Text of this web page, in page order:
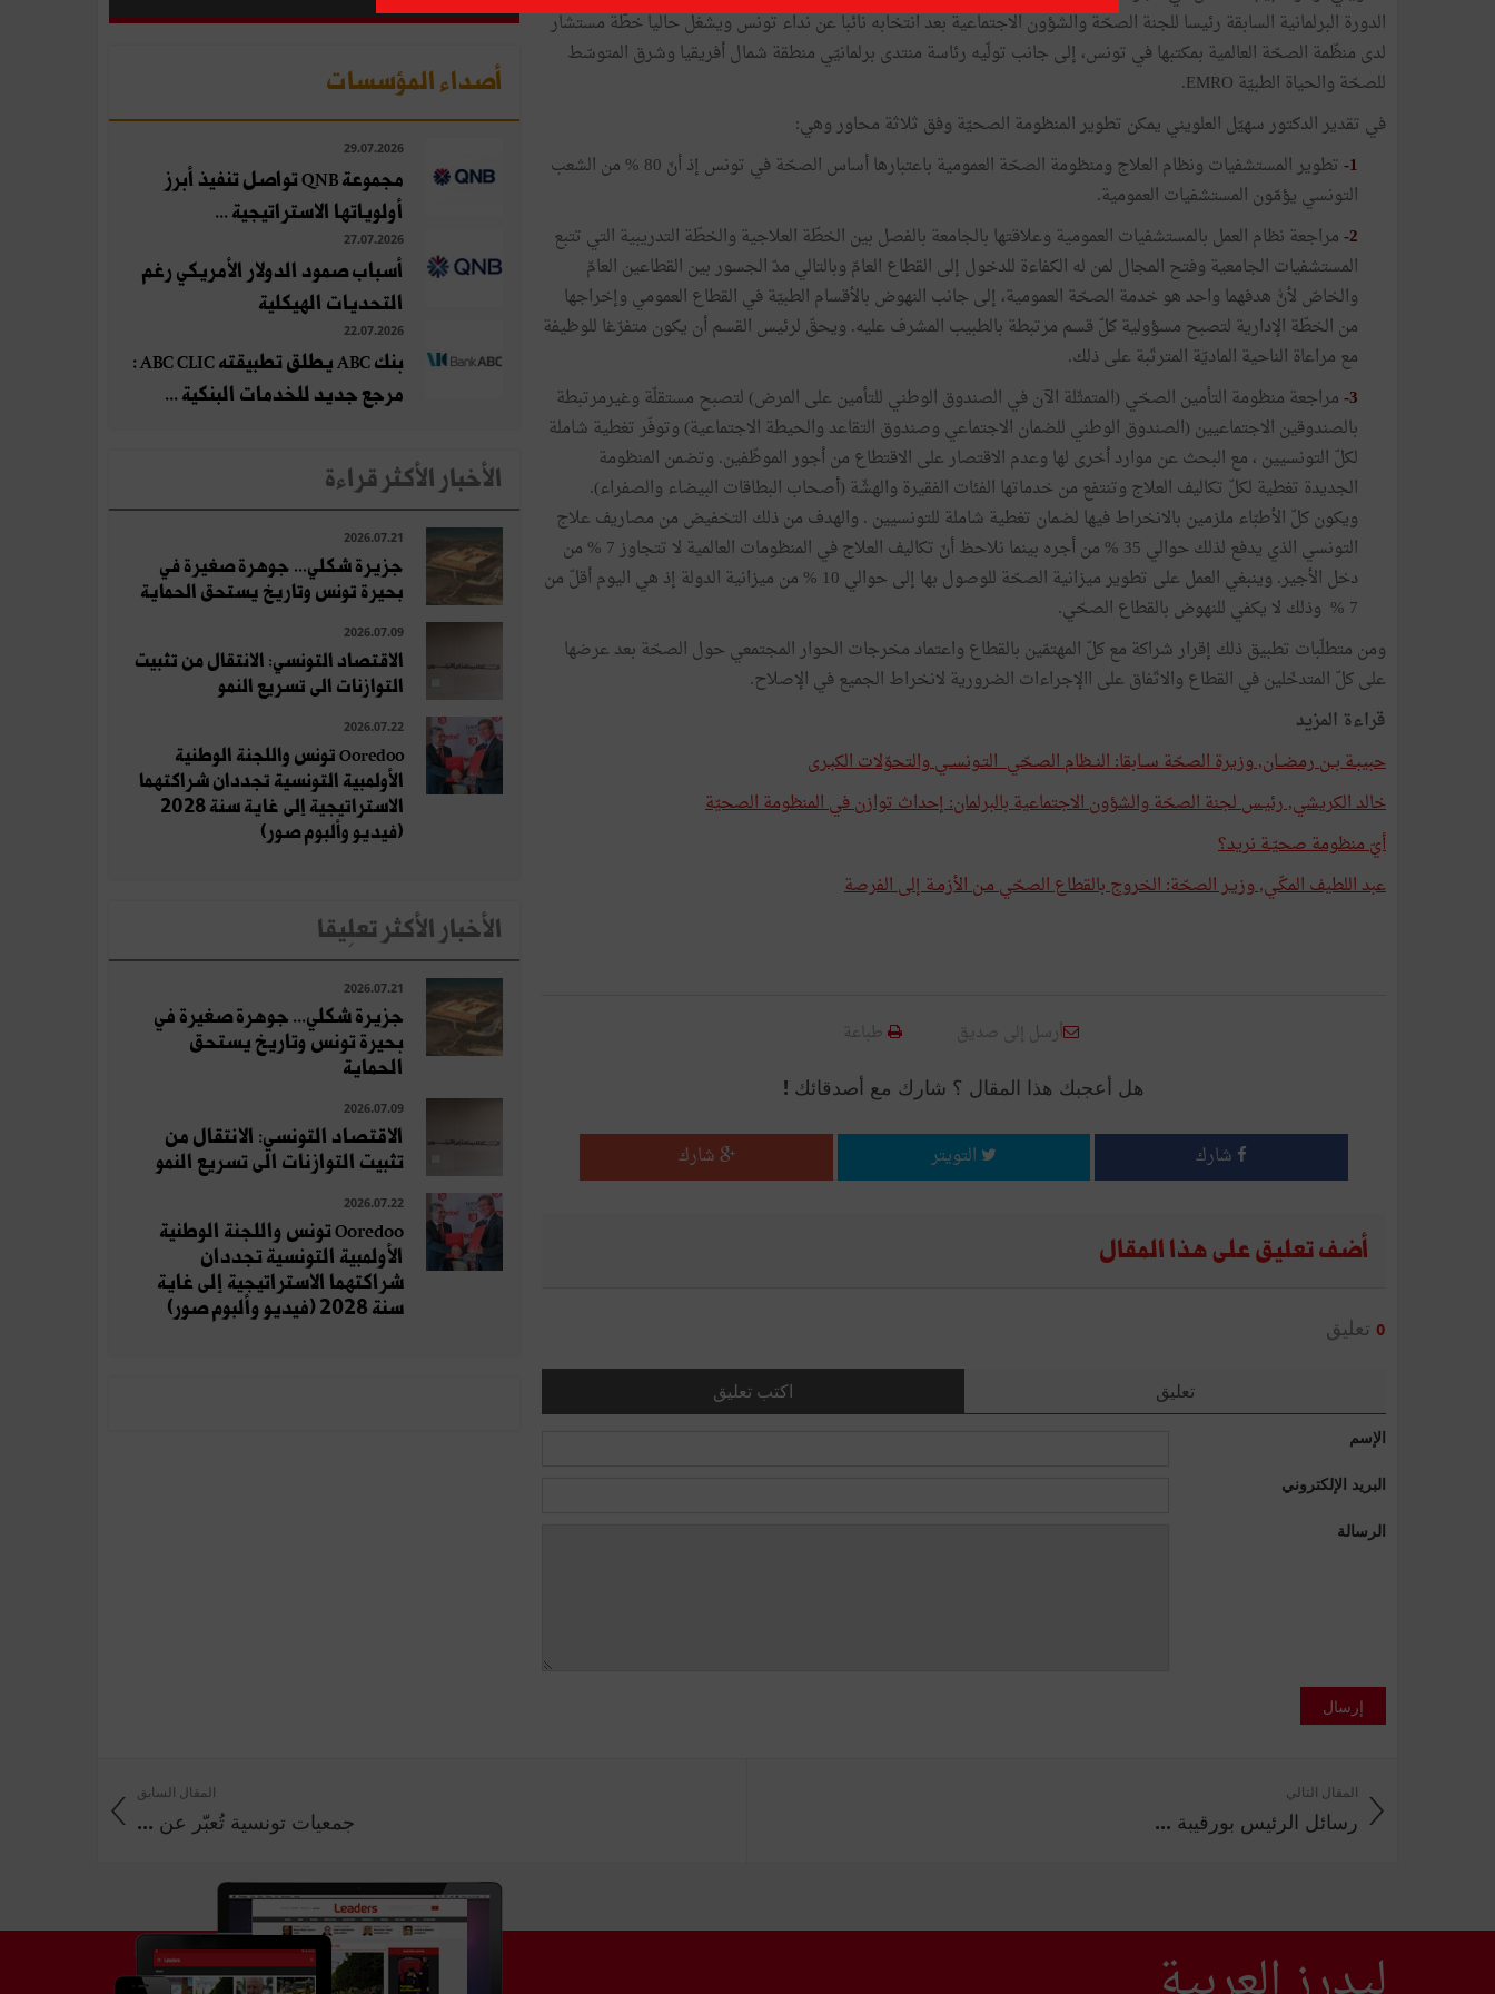
الدورة البرلمانية السابقة رئيسا للجنة الصحّة والشؤون الاجتماعية بعد انتخابه نائبا عن نداء تونس ويشغل حاليا خطّة مستشار
لدى منظّمة الصحّة العالمية بمكتبها في تونس، إلى جانب تولّيه رئاسة منتدى برلمانيّي منطقة شمال أفريقيا وشرق المتوسّط
للصحّة والحياة الطبيّة EMRO.
في تقدير الدكتور سهيّل العلويني يمكن تطوير المنظومة الصحيّة وفق ثلاثة محاور وهي:
1-
تطوير المستشفيات ونظام العلاج ومنظومة الصحّة العمومية باعتبارها أساس الصحّة في تونس إذ أنّ 80 % من الشعب
التونسي يؤمّون المستشفيات العمومية.
2- مراجعة نظام العمل بالمستشفيات العمومية وعلاقتها بالجامعة بالفصل بين الخطّة العلاجية والخطّة التدريبية التي تتبع
المستشفيات الجامعية وفتح المجال لمن له الكفاءة للدخول إلى القطاع العامّ وبالتالي مدّ الجسور بين القطاعين العامّ
والخاصّ لأنّٰ هدفهما واحد هو خدمة الصحّة العمومية، إلى جانب النهوض بالأقسام الطبيّة في القطاع العمومي وإخراجها
من الخطّة الإدارية لتصبح مسؤولية كلّ قسم مرتبطة بالطبيب المشرف عليه. ويحقّ لرئيس القسم أن يكون متفرّغا للوظيفة
مع مراعاة الناحية الماديّة المترتّبة على ذلك.
3- مراجعة منظومة التأمين الصحّي (المتمثّلة الآن في الصندوق الوطني للتأمين على المرض) لتصبح مستقلّة وغيرمرتبطة
بالصندوقين الاجتماعيين (الصندوق الوطني للضمان الاجتماعي وصندوق التقاعد والحيطة الاجتماعية) وتوفّر تغطية شاملة
لكلّ التونسيين ، مع البحث عن موارد أخرى لها وعدم الاقتصار على الاقتطاع من أجور الموظّفين. وتضمن المنظومة
الجديدة تغطية لكلّ تكاليف العلاج وتنتفع من خدماتها الفئات الفقيرة والهشّة (أصحاب البطاقات البيضاء والصفراء).
ويكون كلّ الأطبّاء ملزمين بالانخراط فيها لضمان تغطية شاملة للتونسيين . والهدف من ذلك التخفيض من مصاريف علاج
التونسي الذي يدفع لذلك حوالي 35 % من أجره بينما نلاحظ أنّ تكاليف العلاج في المنظومات العالمية لا تتجاوز 7 % من
دخل الأجير. وينبغي العمل على تطوير ميزانية الصحّة للوصول بها إلى حوالي 10 % من ميزانية الدولة إذ هي اليوم أقلّ من
7 % وذلك لا يكفي للنهوض بالقطاع الصحّي.
ومن متطلّبات تطبيق ذلك إقرار شراكة مع كلّ المهتمّين بالقطاع واعتماد مخرجات الحوار المجتمعي حول الصحّة بعد عرضها
على كلّ المتدخّلين في القطاع والاتّفاق على االإجراءات الضرورية لانخراط الجميع في الإصلاح.
قراءة المزيد
حبيبـة بــن رمضــان, وزيرة الصحّة ســابقا: النــظام الصـحّي التـونســي والتحوّلات الكبـرى
خالد الكريشي, رئيـس لجنة الصحّة والشؤون الاجتماعية بالبرلمان: إحداث توازن في المنظومة الصحيّة
أيّ منظومة صحيّـة نريد؟
عبد اللطيف المكّـي, وزيـر الصحّة: الخروج بالقطاع الصحّي مـن الأزمـة إلى الفرصة
أرسل إلى صديق طباعة
هل أعجبك هذا المقال ؟ شارك مع أصدقائك !
شارك التويتر شارك
أضف تعليق على هذا المقال
0 تعليق
اكتب تعليق تعليق
الإسم
البريد الإلكتروني
الرسالة
إرسال
أصداء المؤسسات
29.07.2026
مجموعة QNB تواصل تنفيذ أبرز
أولوياتها الاستراتيجية ...
27.07.2026
أسباب صمود الدولار الأمريكي رغم
التحديات الهيكلية
22.07.2026
بنك ABC يطلق تطبيقته ABC CLIC :
مرجع جديد للخدمات البنكية ...
الأخبار الأكثر قراءة
2026.07.21
جزيرة شكلي... جوهرة صغيرة في
بحيرة تونس وتاريخ يستحق الحماية
2026.07.09
الاقتصاد التونسي: الانتقال من تثبيت
التوازنات الى تسريع النمو
2026.07.22
Ooredoo تونس واللجنة الوطنية
الأولمبية التونسية تجددان شراكتهما
الاستراتيجية إلى غاية سنة 2028
(فيديو وألبوم صور)
الأخبار الأكثر تعلِيقا
2026.07.21
جزيرة شكلي... جوهرة صغيرة في
بحيرة تونس وتاريخ يستحق
الحماية
2026.07.09
الاقتصاد التونسي: الانتقال من
تثبيت التوازنات الى تسريع النمو
2026.07.22
Ooredoo تونس واللجنة الوطنية
الأولمبية التونسية تجددان
شراكتهما الاستراتيجية إلى غاية
سنة 2028 (فيديو وألبوم صور)
المقال السابق
جمعيات تونسية تُعبّر عن ...
المقال التالي
رسائل الرئيس بورقيبة ...